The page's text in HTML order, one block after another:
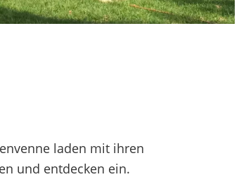
laden mit ihren
und entdecken ein.